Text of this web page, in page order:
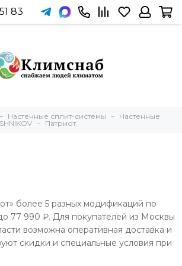
83
Настенные сплит-системы
Настенные
Патриот
более 5 разных модификаций по
77 990 ₽. Для покупателей из Москвы
возможна оперативная доставка и
скидки и специальные условия при